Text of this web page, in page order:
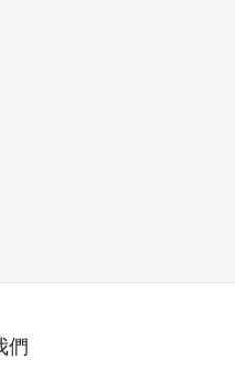
們